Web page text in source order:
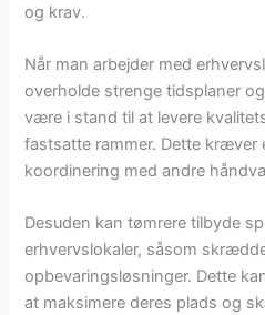
og krav.
Når man arbejder med
overholde strenge tidsplaner
være i stand til at levere
fastsatte rammer. Dette
koordinering med andre
Desuden kan tømrere tilbyde
erhvervslokaler, såsom
opbevaringsløsninger. Dette
at maksimere deres plads og